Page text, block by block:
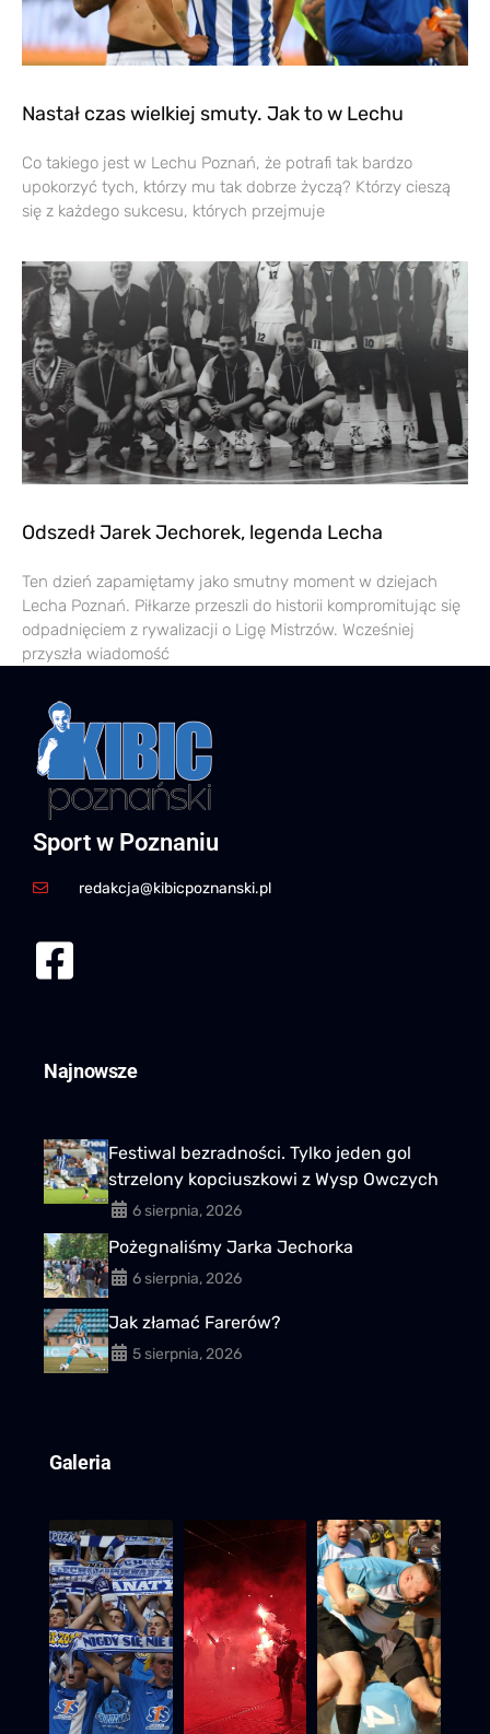
Nastał czas wielkiej smuty. Jak to w Lechu
Co takiego jest w Lechu Poznań, że potrafi tak bardzo
upokorzyć tych, którzy mu tak dobrze życzą? Którzy cieszą
się z każdego sukcesu, których przejmuje
Odszedł Jarek Jechorek, legenda Lecha
Ten dzień zapamiętamy jako smutny moment w dziejach
Lecha Poznań. Piłkarze przeszli do historii kompromitując się
odpadnięciem z rywalizacji o Ligę Mistrzów. Wcześniej
przyszła wiadomość
Sport w Poznaniu
redakcja@kibicpoznanski.pl
Najnowsze
Festiwal bezradności. Tylko jeden gol
strzelony kopciuszkowi z Wysp Owczych
6 sierpnia, 2026
Pożegnaliśmy Jarka Jechorka
6 sierpnia, 2026
Jak złamać Farerów?
5 sierpnia, 2026
Galeria